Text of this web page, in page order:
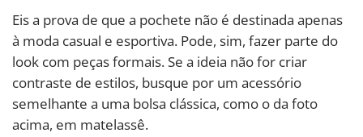
Eis a prova de que a pochete não é destinada apenas
à moda casual e esportiva. Pode, sim, fazer parte do
look com peças formais. Se a ideia não for criar
contraste de estilos, busque por um acessório
semelhante a uma bolsa clássica, como o da foto
acima, em matelassê.